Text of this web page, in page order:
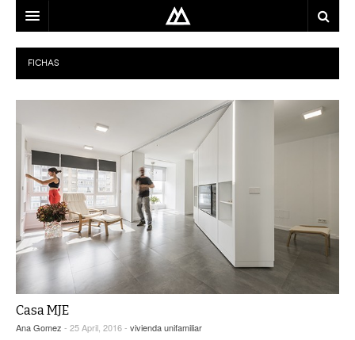
ARQUITECTO
LOCALIZACIÓN
EQUIPO
BLOG
CONTACTO
FICHAS
Casa MJE
Ana Gomez - 25 April, 2016 - vivienda unifamiliar